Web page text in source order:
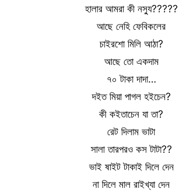
হালার আমরা কী নস্যু?????
আছে নেহি ফেবিকলের
চাইরশো মিলি আঠা?
আছে তো একদাম
৭০ টাকা দাদা…
দইত মিয়া পাগল হইচেন?
কী কইতাচেন যা তা?
রেট দিলাম ভাটা
সালা তারপরও কস টাটা??
ভাই ষাইট টাকাই দিলে দেন
না দিলে মাল রাইখ্যা দেন